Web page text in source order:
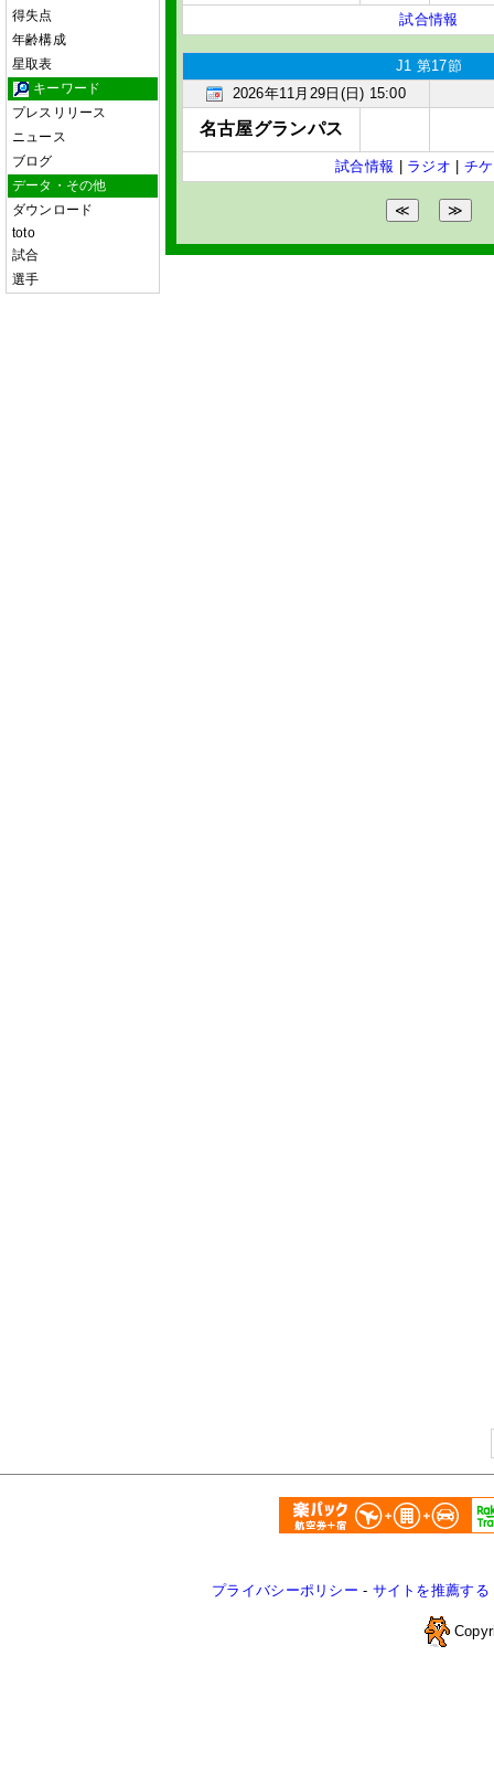
得失点
年齢構成
星取表
キーワード
プレスリリース
ニュース
ブログ
データ・その他
ダウンロード
toto
試合
選手
試合情報
J1 第17節
2026年11月29日(日) 15:00
名古屋グランパス
試合情報 ラジオ チ
プライバシーポリシー - サイトを推薦する